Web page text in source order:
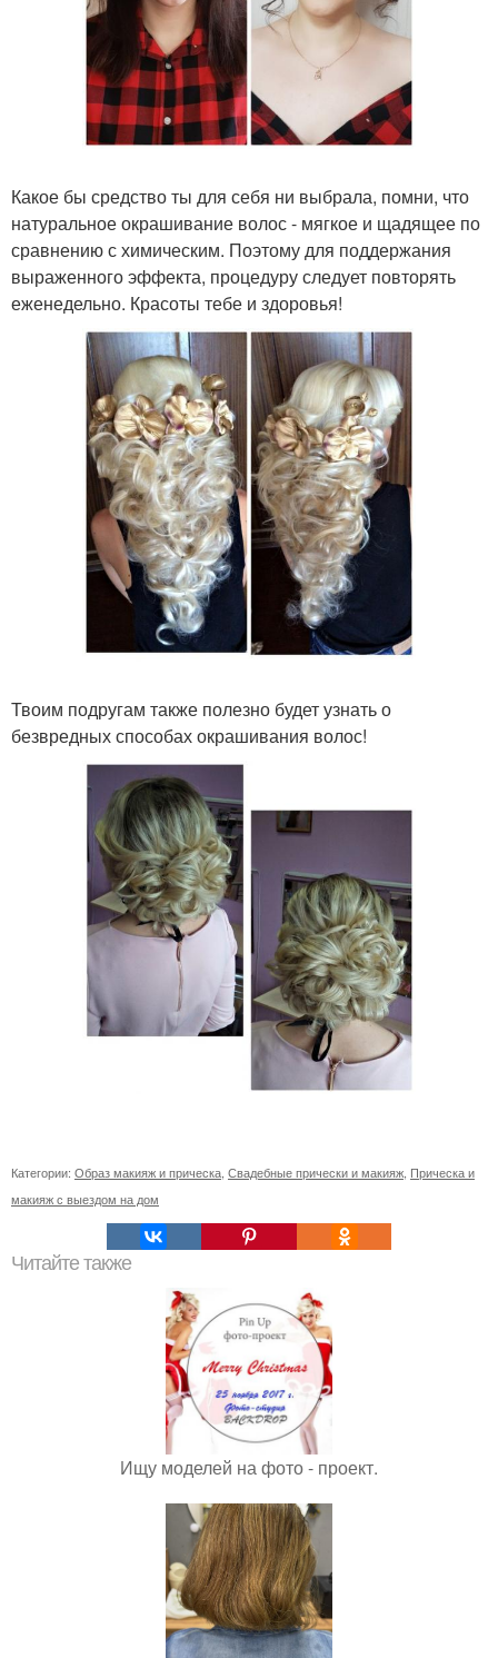
Какое бы средство ты для себя ни выбрала, помни, что
натуральное окрашивание волос - мягкое и щадящее по
сравнению с химическим. Поэтому для поддержания
выраженного эффекта, процедуру следует повторять
еженедельно. Красоты тебе и здоровья!
Твоим подругам также полезно будет узнать о
безвредных способах окрашивания волос!
Категории: Образ макияж и прическа Свадебные прически и макияж Прическа и
макияж с выездом на дом
Читайте также
Ищу моделей на фото - проект.